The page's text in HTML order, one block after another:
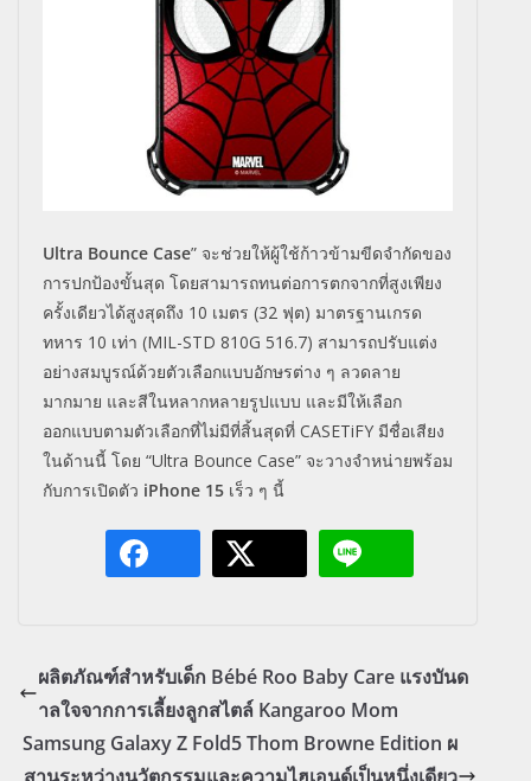
Ultra Bounce Case” จะช่วยให้ผู้ใช้ก้าวข้ามขีดจำกัดของ
การปกป้องขั้นสุด โดยสามารถทนต่อการตกจากที่สูงเพียง
ครั้งเดียวได้สูงสุดถึง 10 เมตร (32 ฟุต) มาตรฐานเกรด
ทหาร 10 เท่า (MIL-STD 810G 516.7) สามารถปรับแต่ง
อย่างสมบูรณ์ด้วยตัวเลือกแบบอักษรต่าง ๆ ลวดลาย
มากมาย และสีในหลากหลายรูปแบบ และมีให้เลือก
ออกแบบตามตัวเลือกที่ไม่มีที่สิ้นสุดที่ CASETiFY มีชื่อเสียง
ในด้านนี้ โดย “Ultra Bounce Case” จะวางจำหน่ายพร้อม
กับการเปิดตัว iPhone 15 เร็ว ๆ นี้
ผลิตภัณฑ์สำหรับเด็ก Bébé Roo Baby Care แรงบันด
าลใจจากการเลี้ยงลูกสไตล์ Kangaroo Mom
Samsung Galaxy Z Fold5 Thom Browne Edition ผ